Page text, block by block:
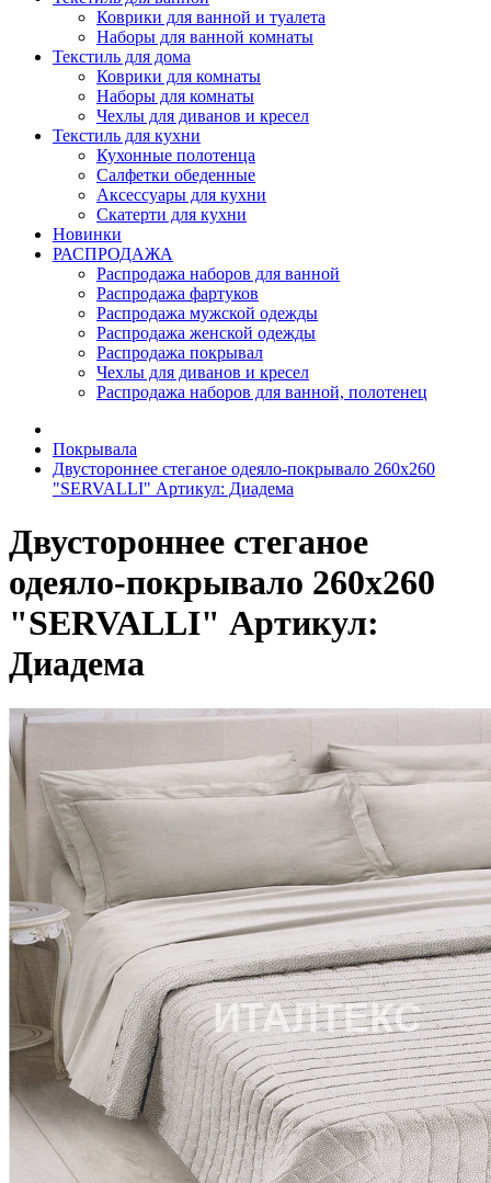
Коврики для ванной и туалета
Наборы для ванной комнаты
Текстиль для дома
Коврики для комнаты
Наборы для комнаты
Чехлы для диванов и кресел
Текстиль для кухни
Кухонные полотенца
Салфетки обеденные
Аксессуары для кухни
Скатерти для кухни
Новинки
РАСПРОДАЖА
Распродажа наборов для ванной
Распродажа фартуков
Распродажа мужской одежды
Распродажа женской одежды
Распродажа покрывал
Чехлы для диванов и кресел
Распродажа наборов для ванной, полотенец
Покрывала
Двустороннее стеганое одеяло-покрывало 260х260
"SERVALLI" Артикул: Диадема
Двустороннее стеганое
одеяло-покрывало 260х260
"SERVALLI" Артикул:
Диадема